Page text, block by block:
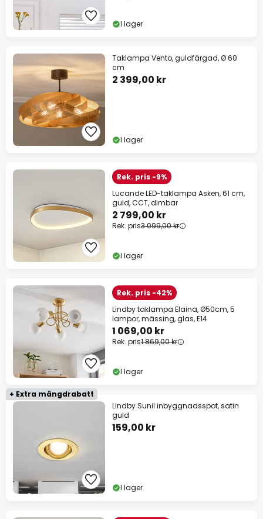
I lager
Taklampa Vento, guldfärgad, Ø 60
cm
2 399,00 kr
I lager
Rek. pris -9%
Lucande LED-taklampa Asken, 61 cm,
guld, CCT, dimbar
2 799,00 kr
Rek. pris3 099,00 kr
I lager
Rek. pris -42%
Lindby taklampa Elaina, Ø50cm, 5
lampor, mässing, glas, E14
1 069,00 kr
Rek. pris1 869,00 kr
I lager
+ Extra mängdrabatt
Lindby Sunil inbyggnadsspot, satin
guld
159,00 kr
I lager